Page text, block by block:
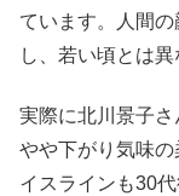
ています。人間
し、若い頃とは
実際に北川景子
やや下がり気味
イスラインも30